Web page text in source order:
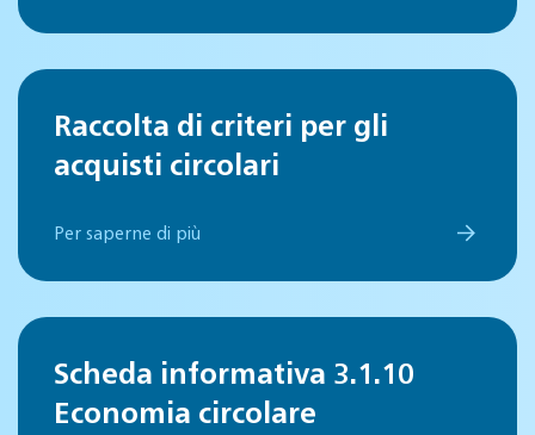
Raccolta di criteri per gli
acquisti circolari
Per saperne di più
Scheda informativa 3.1.10
Economia circolare